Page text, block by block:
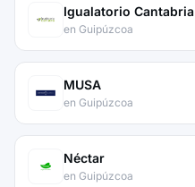
Igualatorio Cantabria
en Guipúzcoa
MUSA
en Guipúzcoa
Néctar
en Guipúzcoa